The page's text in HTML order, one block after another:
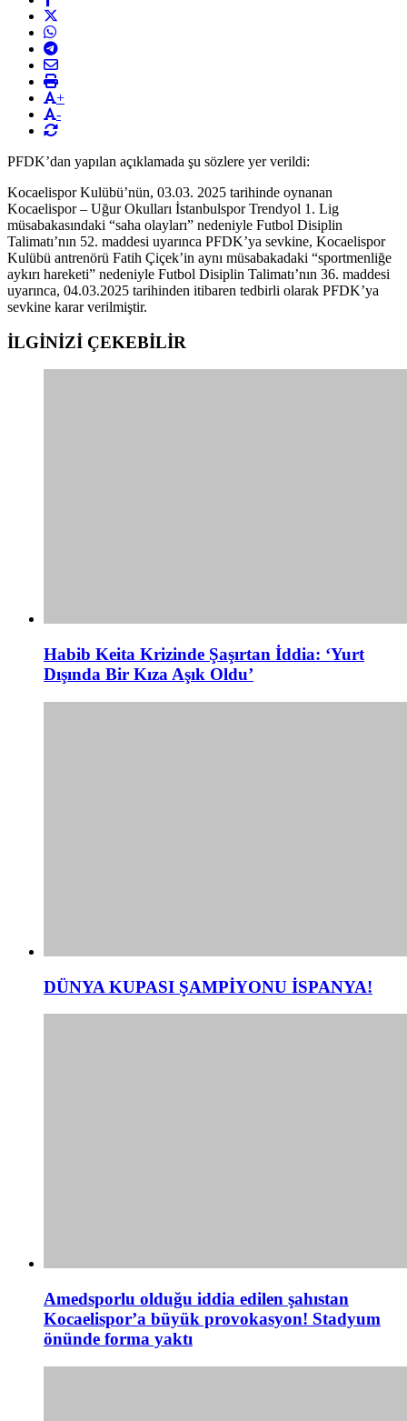
+
-
PFDK’dan yapılan açıklamada şu sözlere yer verildi:
Kocaelispor Kulübü’nün, 03.03. 2025 tarihinde oynanan
Kocaelispor – Uğur Okulları İstanbulspor Trendyol 1. Lig
müsabakasındaki “saha olayları” nedeniyle Futbol Disiplin
Talimatı’nın 52. maddesi uyarınca PFDK’ya sevkine, Kocaelispor
Kulübü antrenörü Fatih Çiçek’in aynı müsabakadaki “sportmenliğe
aykırı hareketi” nedeniyle Futbol Disiplin Talimatı’nın 36. maddesi
uyarınca, 04.03.2025 tarihinden itibaren tedbirli olarak PFDK’ya
sevkine karar verilmiştir.
İLGİNİZİ ÇEKEBİLİR
Habib Keita Krizinde Şaşırtan İddia: ‘Yurt
Dışında Bir Kıza Aşık Oldu’
DÜNYA KUPASI ŞAMPİYONU İSPANYA!
Amedsporlu olduğu iddia edilen şahıstan
Kocaelispor’a büyük provokasyon! Stadyum
önünde forma yaktı